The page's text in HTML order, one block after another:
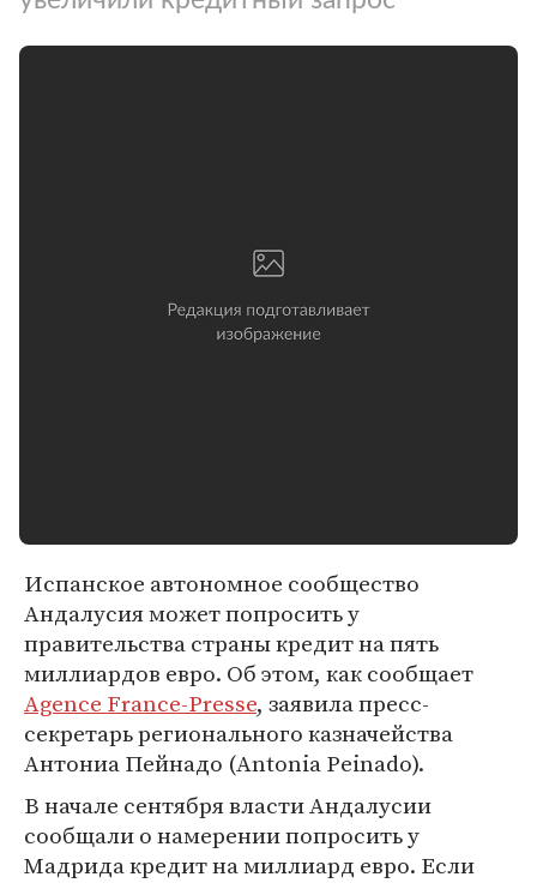
Испанское автономное сообщество
Андалусия может попросить у
правительства страны кредит на пять
миллиардов евро. Об этом, как сообщает
Agence France-Presse, заявила пресс-
секретарь регионального казначейства
Антониа Пейнадо (Antonia Peinado).
В начале сентября власти Андалусии
сообщали о намерении попросить у
Мадрида кредит на миллиард евро. Если